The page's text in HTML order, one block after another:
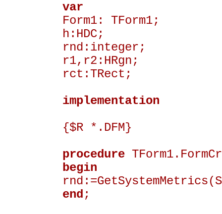
var
Form1: TForm1;
h:HDC;
rnd:integer;
r1,r2:HRgn;
rct:TRect;
implementation
{$R *.DFM}
procedure
begin
end ;